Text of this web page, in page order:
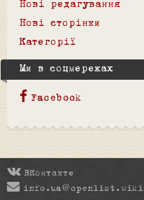
Нові редагування
Нові сторінки
Категорії
Ми в соцмережах
Facebook
ВКонтакте
info.ua@openlist.wiki